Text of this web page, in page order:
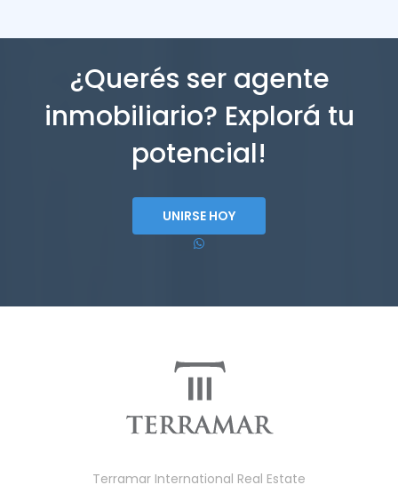
¿Querés ser agente
inmobiliario? Explorá tu
potencial!
UNIRSE HOY
Terramar International Real Estate